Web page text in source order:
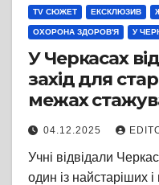
TV СЮЖЕТ ЕКСКЛЮЗИВ
ОХОРОНА ЗДОРОВ'Я У
У Черкасах
захід для
межах
охорони
послуг
04.12.2025
Учні відвідали
один із найстаріших